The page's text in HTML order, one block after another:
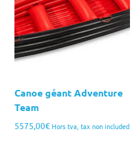
Canoe géant Adventure
Team
5575,00€ Hors tva, tax non included